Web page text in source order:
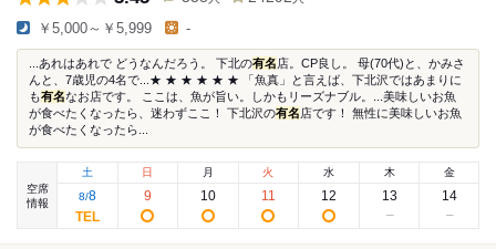
￥5,000～￥5,999 -
...あれはあれで どうなんだろう。 下北の有名店。CP良し。 母(70代)と、かみさ
んと、7歳児の4名で...★ ★ ★ ★ ★ ★ 「魚真」と言えば、下北沢ではあまりに
も有名なお店です。 ここは、魚が旨い。しかもリーズナブル。...美味しいお魚
が食べたくなったら、迷わずここ！ 下北沢の有名店です！ 無性に美味しいお魚
が食べたくなったら...
空席
情報
土
8/8
日
9
月
10
火
11
水
12
木
13
金
14